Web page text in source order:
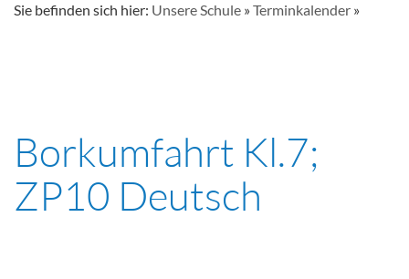
Sie befinden sich hier: Unsere Schule »Terminkalender »
Borkumfahrt Kl.7;
ZP10 Deutsch